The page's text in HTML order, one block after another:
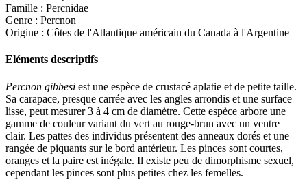
Famille : Percnidae
Genre : Percnon
Origine : Côtes de l'Atlantique américain du Canada à l'Argentine
Eléments descriptifs
Percnon gibbesi est une espèce de crustacé aplatie et de petite taille.
Sa carapace, presque carrée avec les angles arrondis et une surface
lisse, peut mesurer 3 à 4 cm de diamètre. Cette espèce arbore une
gamme de couleur variant du vert au rouge-brun avec un ventre
clair. Les pattes des individus présentent des anneaux dorés et une
rangée de piquants sur le bord antérieur. Les pinces sont courtes,
oranges et la paire est inégale. Il existe peu de dimorphisme sexuel,
cependant les pinces sont plus petites chez les femelles.